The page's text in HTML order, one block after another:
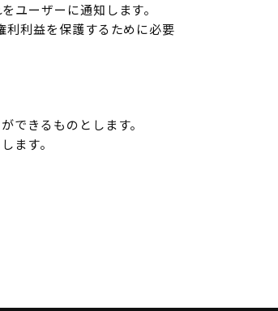
ユーザーに通知します。
利利益を保護するために必要
できるものとします。
ます。